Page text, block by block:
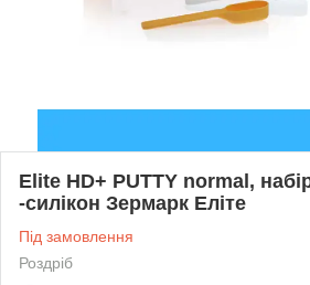
Elite HD+ PUTTY normal,
-силікон Зермарк Еліте
Під замовлення
Роздріб